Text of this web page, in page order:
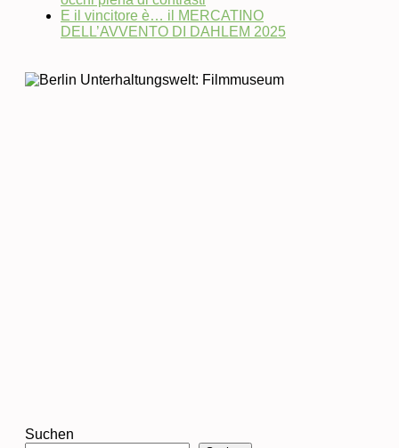
E il vincitore è… il MERCATINO
DELL’AVVENTO DI DAHLEM 2025
Suchen